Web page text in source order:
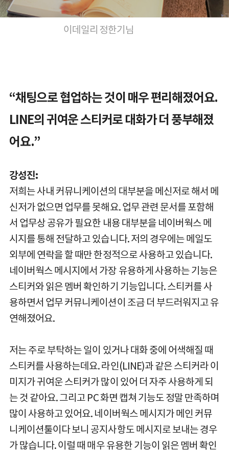
이데일리 정한기님
“채팅으로 협업하는 것이 매우 편리해졌어요.
LINE의 귀여운 스티커로 대화가 더 풍부해졌
어요.”
강성진:
저희는 사내 커뮤니케이션의 대부분을 메신저로 해서 메
신저가 없으면 업무를 못해요. 업무 관련 문서를 포함해
서 업무상 공유가 필요한 내용 대부분을 네이버웍스 메
시지를 통해 전달하고 있습니다. 저의 경우에는 메일도
외부에 연락을 할 때만 한정적으로 사용하고 있습니다.
네이버웍스 메시지에서 가장 유용하게 사용하는 기능은
스티커와 읽은 멤버 확인하기 기능입니다. 스티커를 사
용하면서 업무 커뮤니케이션이 조금 더 부드러워지고 유
연해졌어요.
저는 주로 부탁하는 일이 있거나 대화 중에 어색해질 때
스티커를 사용하는데요. 라인(LINE)과 같은 스티커라 이
미지가 귀여운 스티커가 많이 있어 더 자주 사용하게 되
는 것 같아요. 그리고 PC 화면 캡쳐 기능도 정말 만족하며
많이 사용하고 있어요. 네이버웍스 메시지가 메인 커뮤
니케이션툴이다 보니 공지사항도 메시지로 보내는 경우
가 많습니다. 이럴 때 매우 유용한 기능이 읽은 멤버 확인